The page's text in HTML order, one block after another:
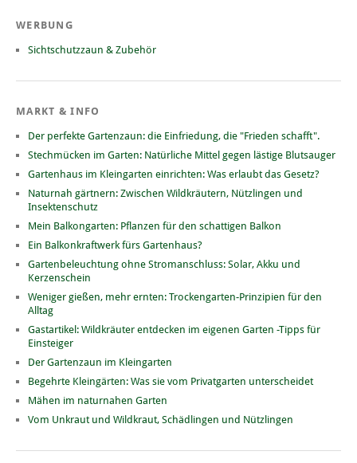
WERBUNG
Sichtschutzzaun & Zubehör
MARKT & INFO
Der perfekte Gartenzaun: die Einfriedung, die "Frieden schafft".
Stechmücken im Garten: Natürliche Mittel gegen lästige Blutsauger
Gartenhaus im Kleingarten einrichten: Was erlaubt das Gesetz?
Naturnah gärtnern: Zwischen Wildkräutern, Nützlingen und
Insektenschutz
Mein Balkongarten: Pflanzen für den schattigen Balkon
Ein Balkonkraftwerk fürs Gartenhaus?
Gartenbeleuchtung ohne Stromanschluss: Solar, Akku und
Kerzenschein
Weniger gießen, mehr ernten: Trockengarten-Prinzipien für den
Alltag
Gastartikel: Wildkräuter entdecken im eigenen Garten -Tipps für
Einsteiger
Der Gartenzaun im Kleingarten
Begehrte Kleingärten: Was sie vom Privatgarten unterscheidet
Mähen im naturnahen Garten
Vom Unkraut und Wildkraut, Schädlingen und Nützlingen